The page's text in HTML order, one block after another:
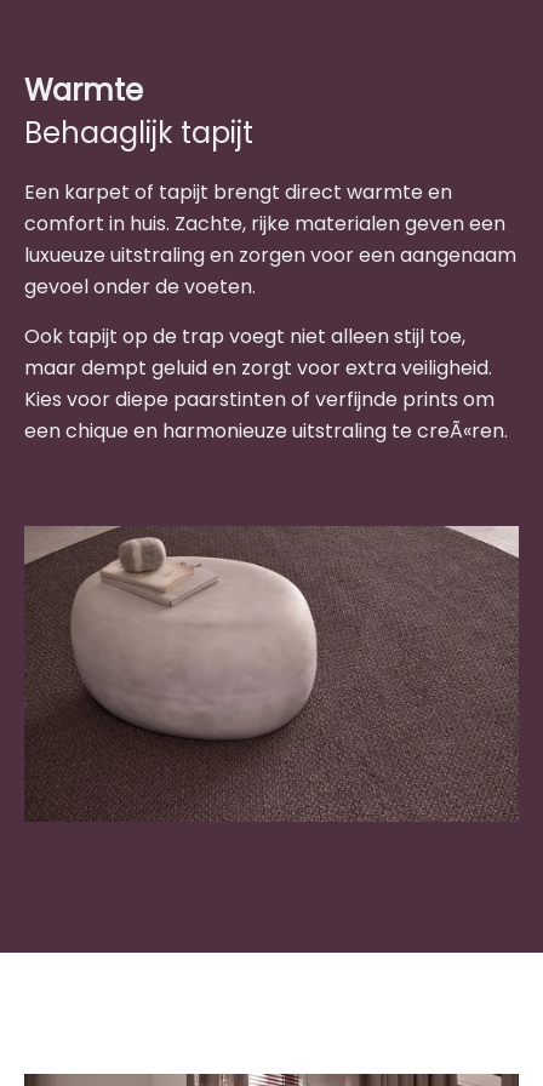
Warmte
Behaaglijk tapijt
Een karpet of tapijt brengt direct warmte en
comfort in huis. Zachte, rijke materialen geven een
luxueuze uitstraling en zorgen voor een aangenaam
gevoel onder de voeten.
Ook tapijt op de trap voegt niet alleen stijl toe,
maar dempt geluid en zorgt voor extra veiligheid.
Kies voor diepe paarstinten of verfijnde prints om
een chique en harmonieuze uitstraling te creÃ«ren.